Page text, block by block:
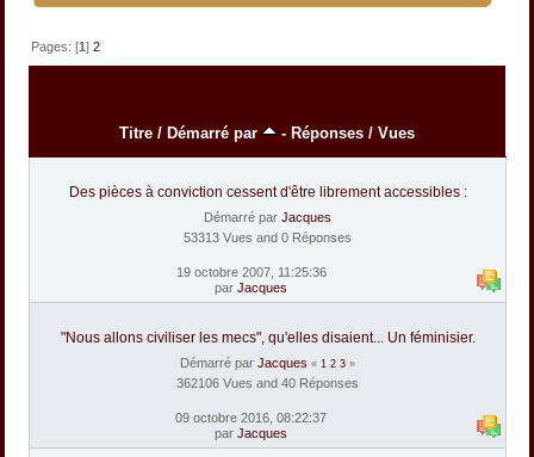
Pages: [1]2
Titre / Démarré par - Réponses / Vues
Des pièces à conviction cessent d'être librement accessibles :
Démarré par Jacques
53313 Vues and 0 Réponses
19 octobre 2007, 11:25:36
par Jacques
"Nous allons civiliser les mecs", qu'elles disaient... Un féminisier.
Démarré par Jacques « 1 2 3 »
362106 Vues and 40 Réponses
09 octobre 2016, 08:22:37
par Jacques